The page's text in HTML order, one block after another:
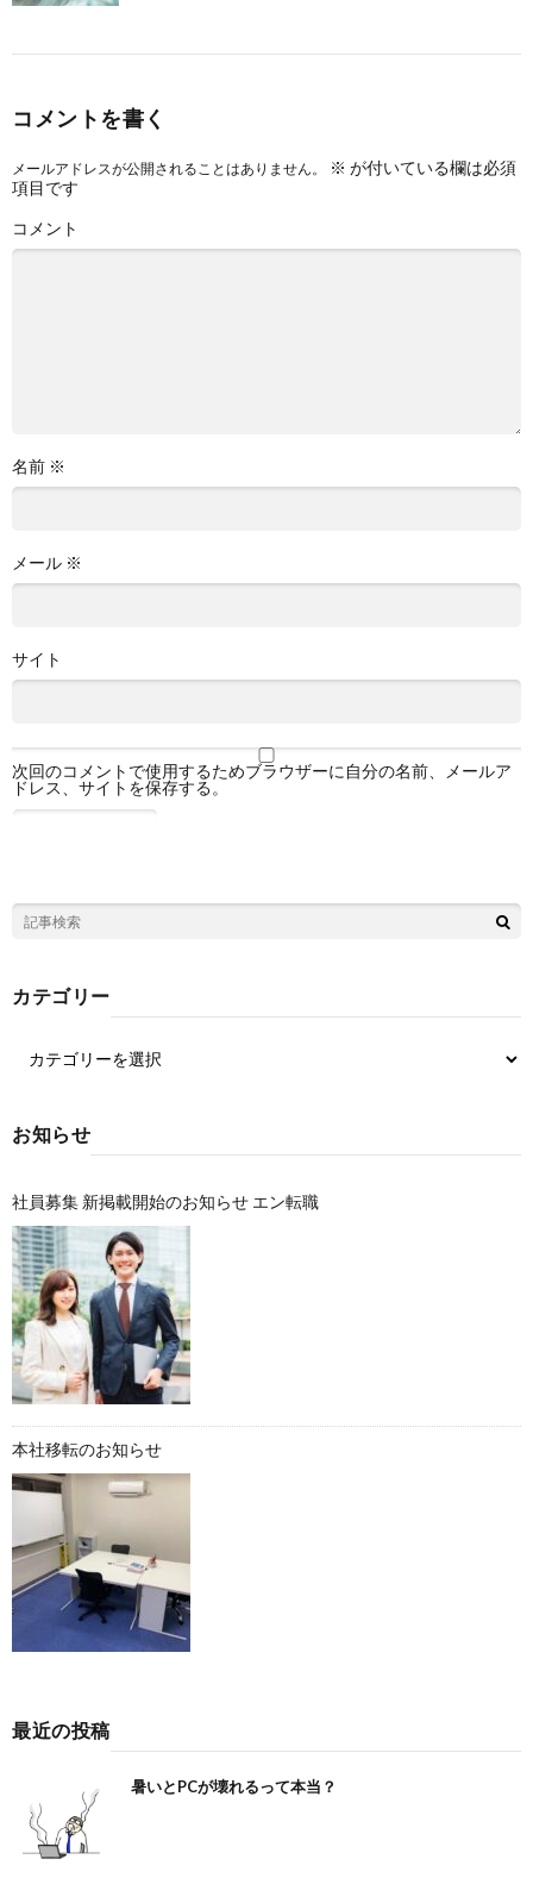
コメントを書く
メールアドレスが公開されることはありません。 ※ が付いている欄は必須
項目です
コメント
名前 ※
メール ※
サイト
次回のコメントで使用するためブラウザーに自分の名前、メールア
ドレス、サイトを保存する。
カテゴリー
お知らせ
社員募集 新掲載開始のお知らせ エン転職
本社移転のお知らせ
最近の投稿
暑いとPCが壊れるって本当？